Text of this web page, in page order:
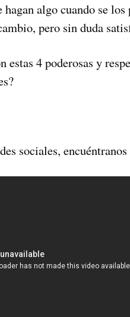
algo cuando se
pero sin duda
estas 4 poderosas y
sociales, encuéntranos